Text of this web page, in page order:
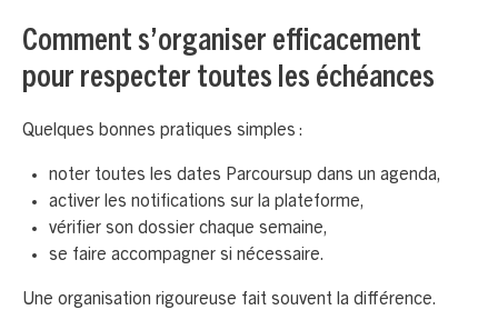
Comment s’organiser efficacement
pour respecter toutes les échéances
Quelques bonnes pratiques simples :
noter toutes les dates Parcoursup dans un agenda,
activer les notifications sur la plateforme,
vérifier son dossier chaque semaine,
se faire accompagner si nécessaire.
Une organisation rigoureuse fait souvent la différence.